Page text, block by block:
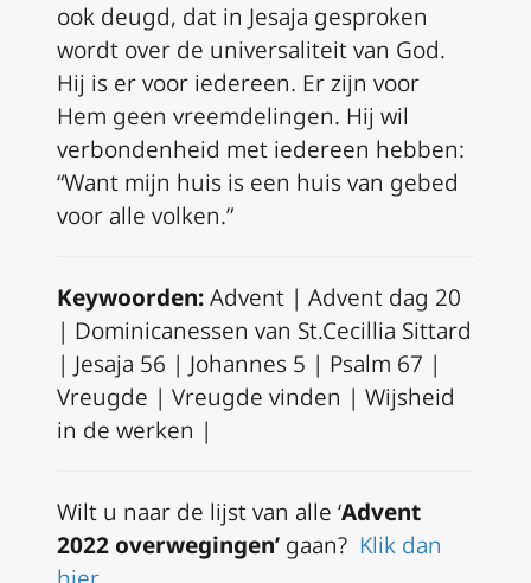
ook deugd, dat in Jesaja gesproken
wordt over de universaliteit van God.
Hij is er voor iedereen. Er zijn voor
Hem geen vreemdelingen. Hij wil
verbondenheid met iedereen hebben:
“Want mijn huis is een huis van gebed
voor alle volken.”
Keywoorden:Advent | Advent dag 20
| Dominicanessen van St.Cecillia Sittard
| Jesaja 56 | Johannes 5 | Psalm 67 |
Vreugde | Vreugde vinden | Wijsheid
in de werken |
Wilt u naar de lijst van alle ‘Advent
2022 overwegingen’ gaan? Klik dan